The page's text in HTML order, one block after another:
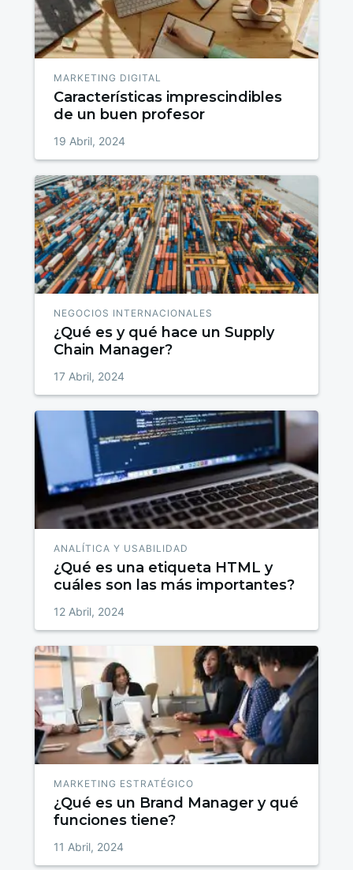
MARKETING DIGITAL
Características imprescindibles
de un buen profesor
19 Abril, 2024
NEGOCIOS INTERNACIONALES
¿Qué es y qué hace un Supply
Chain Manager?
17 Abril, 2024
ANALÍTICA Y USABILIDAD
¿Qué es una etiqueta HTML y
cuáles son las más importantes?
12 Abril, 2024
MARKETING ESTRATÉGICO
¿Qué es un Brand Manager y qué
funciones tiene?
11 Abril, 2024